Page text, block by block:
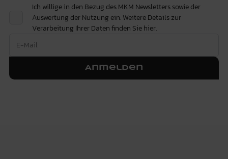
Ich willige in den Bezug des MKM Newsletters sowie der
Auswertung der Nutzung ein. Weitere Details zur
Verarbeitung Ihrer Daten finden Siehier.
Anmelden